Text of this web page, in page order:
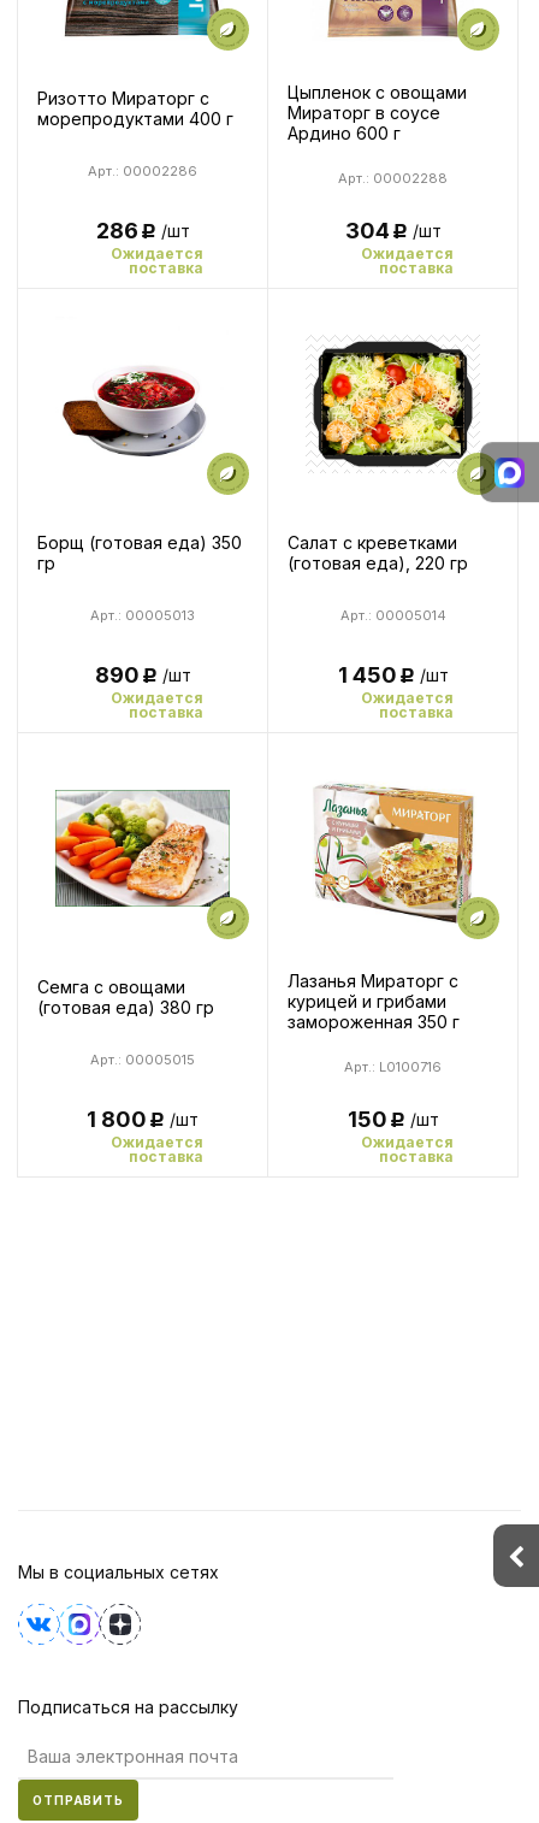
Ризотто Мираторг с
морепродуктами 400 г
Арт.: 00002286
286Р /шт
Ожидается
поставка
Цыпленок с овощами
Мираторг в соусе
Ардино 600 г
Арт.: 00002288
304Р /шт
Ожидается
поставка
Борщ (готовая еда) 350
гр
Арт.: 00005013
890Р /шт
Ожидается
поставка
Салат с креветками
(готовая еда), 220 гр
Арт.: 00005014
1 450Р /шт
Ожидается
поставка
Семга с овощами
(готовая еда) 380 гр
Арт.: 00005015
1 800Р /шт
Ожидается
поставка
Лазанья Мираторг с
курицей и грибами
замороженная 350 г
Арт.: L0100716
150Р /шт
Ожидается
поставка
Мы в социальных сетях
Подписаться на рассылку
ОТПРАВИТЬ